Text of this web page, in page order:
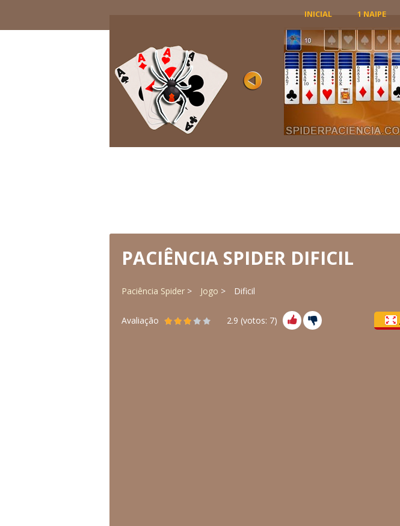
INICIAL 1 NAIPE
Avaliação
Você já perdeu o velho bom e clássico jogo
de paciência? Se sim, temos ...
JOGUE AGORA
PACIÊNCIA SPIDER DIFICIL
Paciência Spider Jogo Dificil
Avaliação 2.9 (votos: 7)